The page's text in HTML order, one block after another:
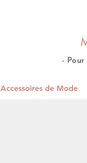
- Pour
Accessoires de Mode